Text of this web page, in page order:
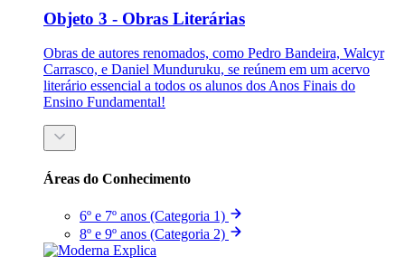
Objeto 3 - Obras Literárias
Obras de autores renomados, como Pedro Bandeira, Walcyr
Carrasco, e Daniel Munduruku, se reúnem em um acervo
literário essencial a todos os alunos dos Anos Finais do
Ensino Fundamental!
Áreas do Conhecimento
6º e 7º anos (Categoria 1)
8º e 9º anos (Categoria 2)